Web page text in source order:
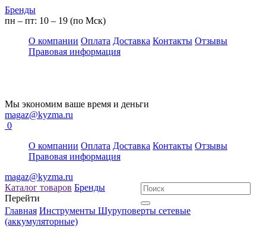
Бренды
пн – пт: 10 – 19 (по Мск)
О компании Оплата Доставка Контакты Отзывы
Правовая информация
Мы экономим ваше время и деньги
magaz@kyzma.ru
0
О компании Оплата Доставка Контакты Отзывы
Правовая информация
magaz@kyzma.ru
Каталог товаров Бренды
Перейти
Главная Инструменты Шуруповерты сетевые
(аккумуляторные)